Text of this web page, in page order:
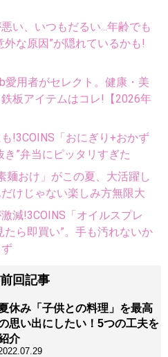
い、いつもだるい...年齢でも
外な原因”が隠れているかも!
用者がセレクト。健康・美
板アイテムはコレ!【2026年
!3COINS「おにぎり+おかず
き”弁当にピッタリすぎた
麺おけ」がこの夏、大活躍し
けじゃない楽しみ方無限大
減!3COINS「オイルスプレ
たら即買い”。手も汚れないか
回記事
休み「子供との料理」を最高
思い出にしたい！5つの工夫を
介